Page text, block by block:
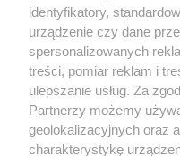
Redakcja Reklama
identyfikatory,
urządzenie czy dane
spersonalizowanych
treści, pomiar reklam i
ulepszanie usług. Za
Partnerzy możemy
geolokalizacyjnych oraz
charakterystykę